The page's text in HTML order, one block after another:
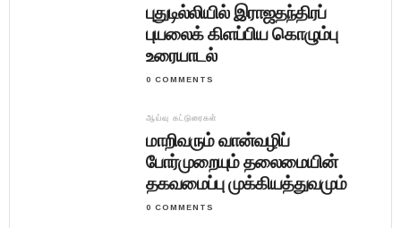
புதுடில்லியில் இராஜதந்திரப்
புயலைக் கிளப்பிய கொழும்பு
உரையாடல்
0 COMMENTS
ஆய்வு கட்டுரைகள்
மாறிவரும் வான்வழிப்
போர்முறையும் தலைமையின்
தகவமைப்பு முக்கியத்துவமும்
0 COMMENTS